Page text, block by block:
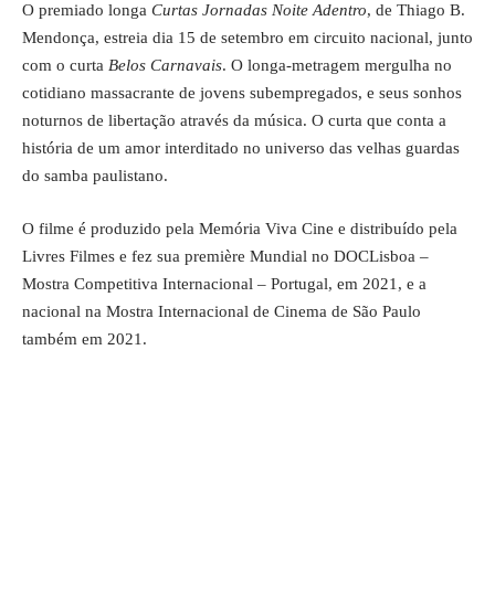
O premiado longa Curtas Jornadas Noite Adentro, de Thiago B.
Mendonça, estreia dia 15 de setembro em circuito nacional, junto
com o curta Belos Carnavais. O longa-metragem mergulha no
cotidiano massacrante de jovens subempregados, e seus sonhos
noturnos de libertação através da música. O curta que conta a
história de um amor interditado no universo das velhas guardas
do samba paulistano.
O filme é produzido pela Memória Viva Cine e distribuído pela
Livres Filmes e fez sua première Mundial no DOCLisboa –
Mostra Competitiva Internacional – Portugal, em 2021, e a
nacional na Mostra Internacional de Cinema de São Paulo
também em 2021.